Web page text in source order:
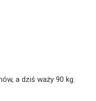
a dziś waży 90 kg.